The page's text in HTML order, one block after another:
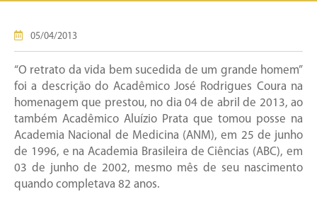
05/04/2013
“O retrato da vida bem sucedida de um grande homem”
foi a descrição do Acadêmico José Rodrigues Coura na
homenagem que prestou, no dia 04 de abril de 2013, ao
também Acadêmico Aluízio Prata que tomou posse na
Academia Nacional de Medicina (ANM), em 25 de junho
de 1996, e na Academia Brasileira de Ciências (ABC), em
03 de junho de 2002, mesmo mês de seu nascimento
quando completava 82 anos.